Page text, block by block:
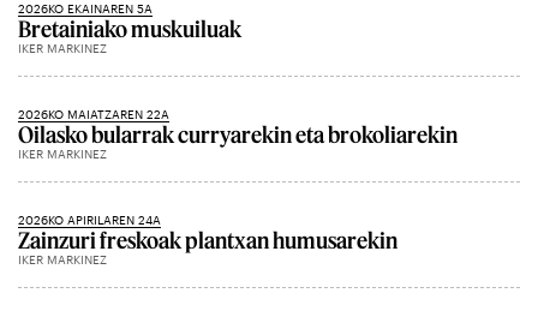
2026KO EKAINAREN 5A
Bretainiako muskuiluak
IKER MARKINEZ
2026KO MAIATZAREN 22A
Oilasko bularrak curryarekin eta brokoliarekin
IKER MARKINEZ
2026KO APIRILAREN 24A
Zainzuri freskoak plantxan humusarekin
IKER MARKINEZ